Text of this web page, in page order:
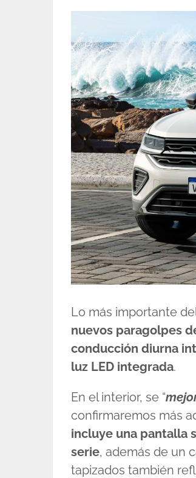
Lo más importante
nuevos paragolpes
conducción diurna
luz LED integrada.
En el interior, se “
confirmaremos más
incluye una pantalla
serie, además de un
tapizados también